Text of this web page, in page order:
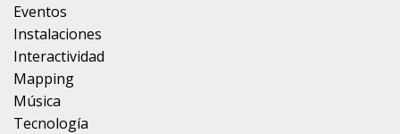
Eventos
Instalaciones
Interactividad
Mapping
Música
Tecnología